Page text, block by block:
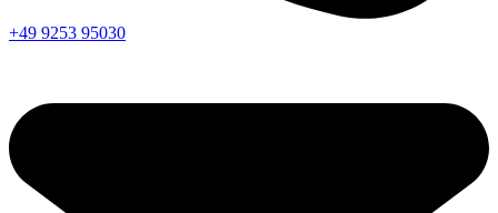
+49 9253 95030